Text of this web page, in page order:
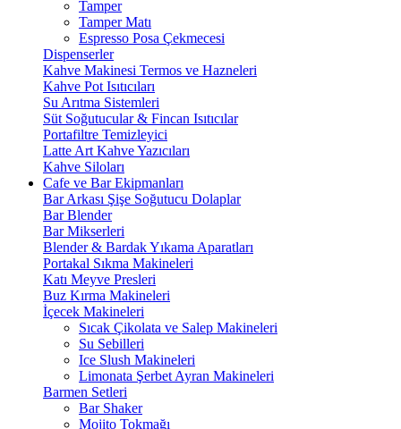
Tamper
Tamper Matı
Espresso Posa Çekmecesi
Dispenserler
Kahve Makinesi Termos ve Hazneleri
Kahve Pot Isıtıcıları
Su Arıtma Sistemleri
Süt Soğutucular & Fincan Isıtıcılar
Portafiltre Temizleyici
Latte Art Kahve Yazıcıları
Kahve Siloları
Cafe ve Bar Ekipmanları
Bar Arkası Şişe Soğutucu Dolaplar
Bar Blender
Bar Mikserleri
Blender & Bardak Yıkama Aparatları
Portakal Sıkma Makineleri
Katı Meyve Presleri
Buz Kırma Makineleri
İçecek Makineleri
Sıcak Çikolata ve Salep Makineleri
Su Sebilleri
Ice Slush Makineleri
Limonata Şerbet Ayran Makineleri
Barmen Setleri
Bar Shaker
Mojito Tokmağı